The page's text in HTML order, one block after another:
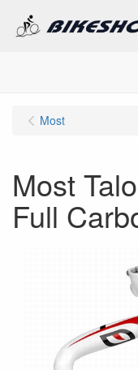
Most
Most
Full